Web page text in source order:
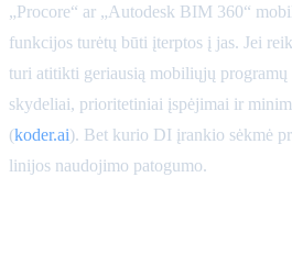
„Procore“ ar „Autodesk BIM 360“
funkcijos turėtų būti įterptos į jas. Jei
turi atitikti geriausią mobiliųjų programų
skydeliai, prioritetiniai įspėjimai ir
(koder.ai). Bet kurio DI įrankio sėkmė
linijos naudojimo patogumo.